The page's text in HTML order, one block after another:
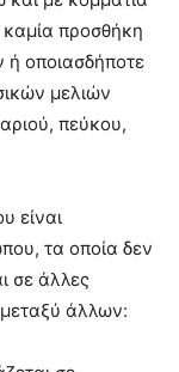
προσθήκη
οποιασδήποτε
μελιών
πεύκου,
είναι
τα οποία δεν
σε άλλες
άλλων: